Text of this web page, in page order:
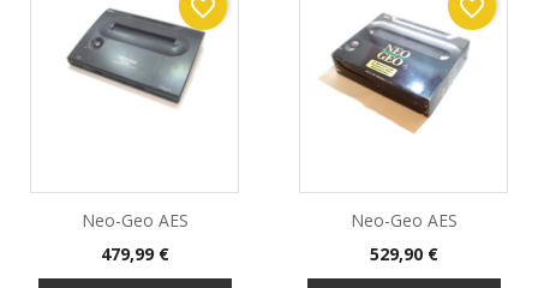
Neo-Geo AES
Prix
479,99 €
favorite_border
Neo-Geo AES
Prix
529,90 €
favorite_border